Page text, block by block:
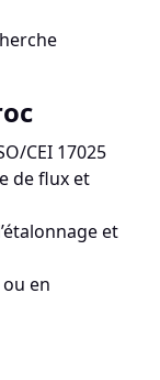
CEI 17025
de flux et
et
en